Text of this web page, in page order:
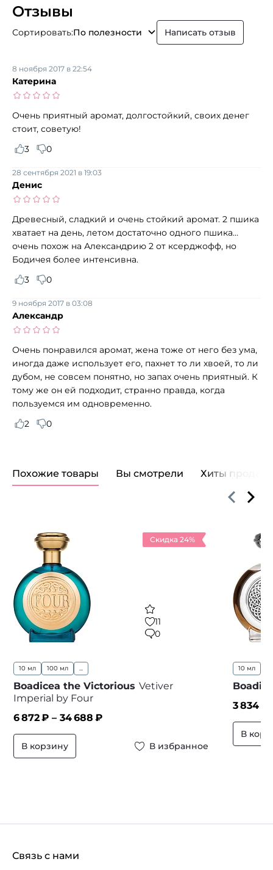
Отзывы
Сортировать:По полезности Написать отзыв
Катерина
8 ноября 2017 в 22:54
Очень приятный аромат, долгостойкий, своих денег
стоит, советую!
3
0
Денис
28 сентября 2021 в 19:03
Древесный, сладкий и очень стойкий аромат. 2 пшика
хватает на день, летом достаточно одного пшика…
очень похож на Александрию 2 от ксерджофф, но
Бодичея более интенсивна.
3
0
Александр
9 ноября 2017 в 03:08
Очень понравился аромат, жена тоже от него без ума,
иногда даже использует его, пахнет то ли хвоей, то ли
дубом, не совсем понятно, но запах очень приятный. К
тому же он ей подходит, странно правда, когда
пользуемся им одновременно.
2
0
Похожие товары Вы смотрели Хиты продаж
Скидка 24%
11
0
10 мл 100 мл
Boadicea the Victorious Vetiver
Imperial by Four
6 872₽ – 34 688 ₽
В корзину В избранное
10 мл
3 834
В
Связь с нами